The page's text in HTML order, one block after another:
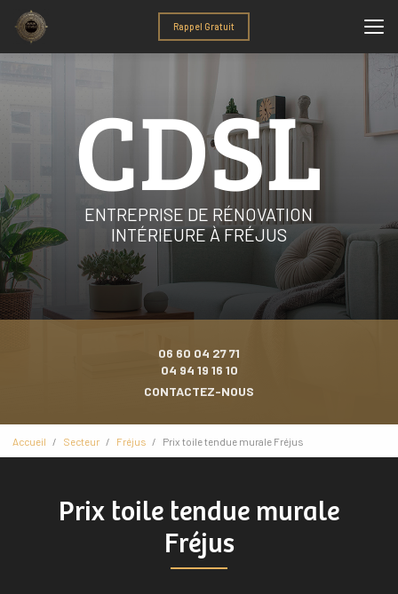
contenu
Rappel Gratuit
ENTREPRISE DE RÉNOVATION
INTÉRIEURE À FRÉJUS
06 60 04 27 71
04 94 19 16 10
CONTACTEZ-NOUS
Accueil Secteur Fréjus Prix toile tendue murale Fréjus
Prix toile tendue murale
Fréjus